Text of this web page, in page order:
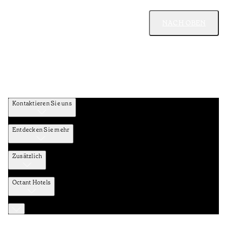
Kontaktieren Sie uns
Entdecken Sie mehr
Zusätzlich
Octant Hotels